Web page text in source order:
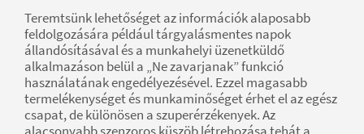
Teremtsünk lehetőséget az információk alaposabb
feldolgozására például tárgyalásmentes napok
állandósításával és a munkahelyi üzenetküldő
alkalmazáson belül a „Ne zavarjanak” funkció
használatának engedélyezésével. Ezzel magasabb
termelékenységet és munkaminőséget érhet el az egész
csapat, de különösen a szuperérzékenyek. Az